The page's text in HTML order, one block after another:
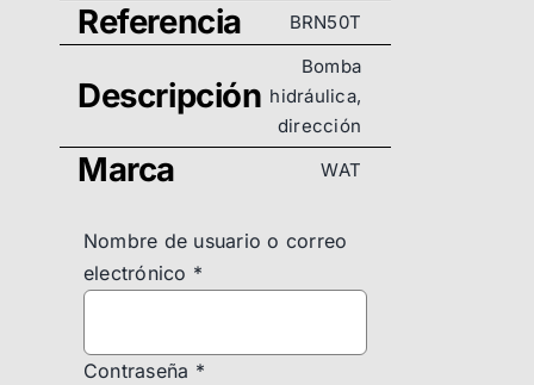
Referencia BRN50T
Descripción
Bomba
hidráulica,
dirección
Marca WAT
Nombre de usuario o correo
electrónico *
Contraseña *